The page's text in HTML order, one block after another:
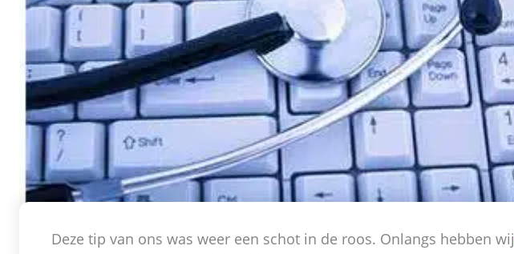
Deze tip van ons was weer een schot in de roos. Onlangs hebben wij